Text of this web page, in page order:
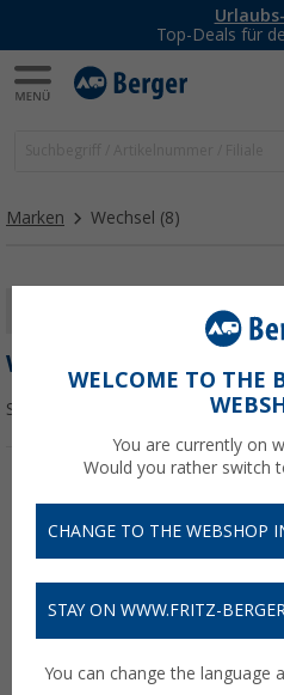
Urlaubs-
Top-Deals für
Marken Wechsel (8)
FILTER
WECHSEL
Sortieren:
Wechsel Isomatte Coreo
Mat Travel Line Lime
WELCOME TO THE
You are currently on
Would you rather switch
CHANGE TO THE WEBSHOP
STAY ON WWW.FRITZ-
You can change the language